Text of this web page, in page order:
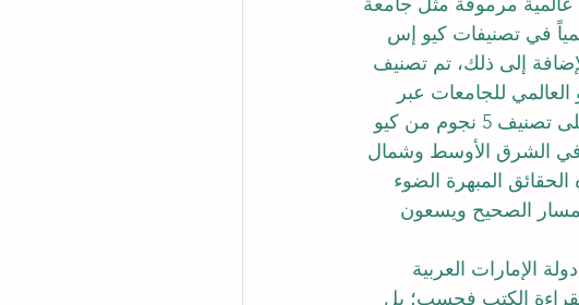
تم تصنيف جامعة سويسرا الدولية في المرتبة رقم 22 عالمياً في تصنيفات كيو إس
تصنيفات ماجستير إدارة الأعمال التنفيذي لعام 2026. بالإضافة إلى ذلك، تم تصنيف
آر إن دبليو العالمي للجامعات عبر
الوطنية لعام 2027. كما تُعرف جامعة سويسرا الدولية بأنها جامعة حاصلة على تصنيف 5 نجوم من كيو
في الشرق الأوسط وشمال
المبهرة الضوء
الصحيح ويسعون
الإمارات العربية
الكتب فحسب؛ بل